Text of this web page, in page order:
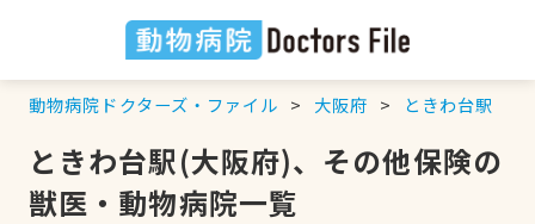
動物病院ドクターズ・ファイル 大阪府 ときわ台駅
ときわ台駅(大阪府)、その他保険の
獣医・動物病院一覧